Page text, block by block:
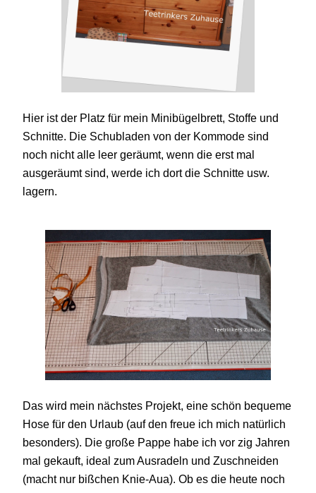
Hier ist der Platz für mein Minibügelbrett, Stoffe und
Schnitte. Die Schubladen von der Kommode sind
noch nicht alle leer geräumt, wenn die erst mal
ausgeräumt sind, werde ich dort die Schnitte usw.
lagern.
Das wird mein nächstes Projekt, eine schön bequeme
Hose für den Urlaub (auf den freue ich mich natürlich
besonders). Die große Pappe habe ich vor zig Jahren
mal gekauft, ideal zum Ausradeln und Zuschneiden
(macht nur bißchen Knie-Aua). Ob es die heute noch